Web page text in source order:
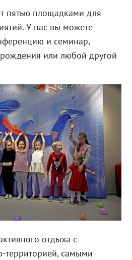
пятью площадками для
У нас вы можете
и семинар,
рождения или любой другой
отдыха с
территорией, самыми